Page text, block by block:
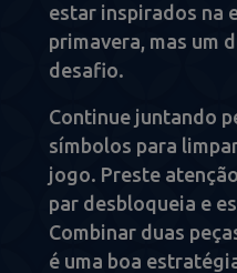
estar inspirados na
primavera, mas um
desafio.
Continue juntando
símbolos para
jogo. Preste
par desbloqueia e
Combinar duas
é uma boa